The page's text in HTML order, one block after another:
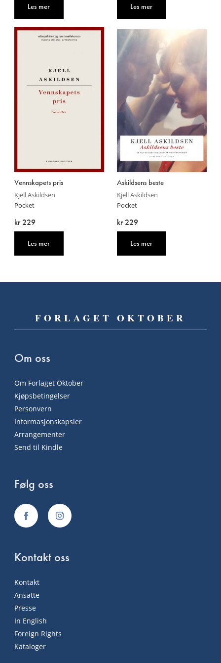
Les mer Les mer
Vennskapets pris
Kjell Askildsen
Pocket
kr 229
Les mer
Askildsens beste
Kjell Askildsen
Pocket
kr 229
Les mer
FORLAGET OKTOBER
Om oss
Om Forlaget Oktober
Kjøpsbetingelser
Personvern
Informasjonskapsler
Arrangementer
Send til Kindle
Følg oss
Kontakt oss
Kontakt
Ansatte
Presse
In English
Foreign Rights
Kataloger